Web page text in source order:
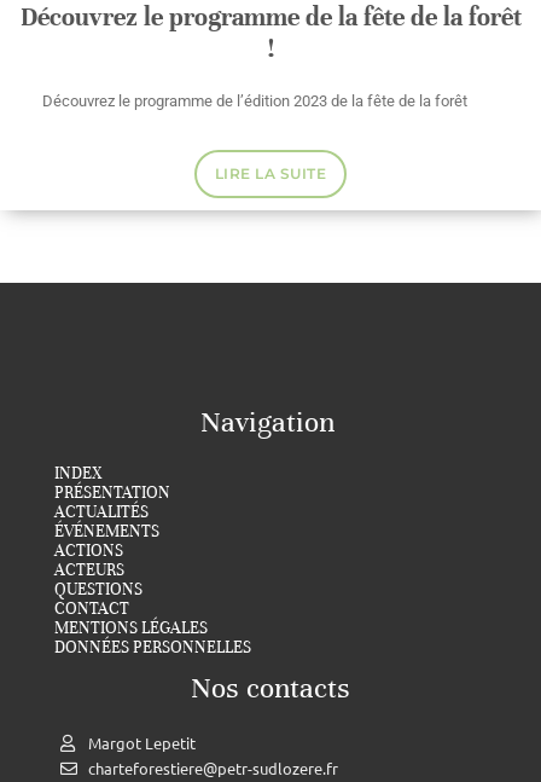
Découvrez le programme de la fête de la forêt
!
Découvrez le programme de l’édition 2023 de la fête de la forêt
LIRE LA SUITE
Navigation
INDEX
PRÉSENTATION
ACTUALITÉS
ÉVÉNEMENTS
ACTIONS
ACTEURS
QUESTIONS
CONTACT
MENTIONS LÉGALES
DONNÉES PERSONNELLES
Nos contacts
Margot Lepetit
charteforestiere@petr-sudlozere.fr